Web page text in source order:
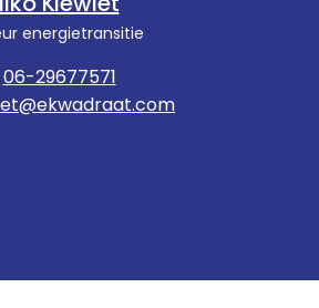
energietransitie
06-29677571